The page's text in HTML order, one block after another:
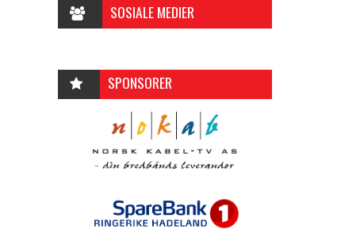
SOSIALE MEDIER
SPONSORER